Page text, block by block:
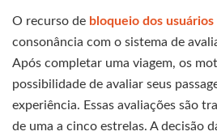
O recurso de bloqueio dos
consonância com o sistema de
Após completar uma viagem, os
possibilidade de avaliar seus
experiência. Essas avaliações são
de uma a cinco estrelas. A decisão